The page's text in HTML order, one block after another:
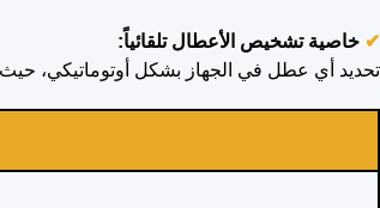
✔ خاصية تشخيص الأعطال تلقائياً:
تحديد أي عطل في الجهاز بشكل أوتوماتيكي،